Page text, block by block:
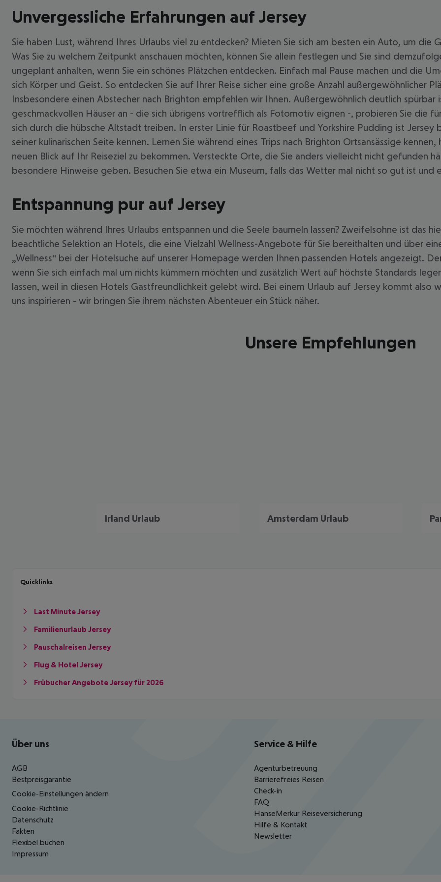
Unvergessliche Erfahrungen auf Jersey
Sie haben Lust, während Ihres Urlaubs viel zu entdecken? Mieten Sie sich am besten ein Auto, um die
Was Sie zu welchem Zeitpunkt anschauen möchten, können Sie allein festlegen und Sie sind
ungeplant anhalten, wenn Sie ein schönes Plätzchen entdecken. Einfach mal Pause machen und die
sich Körper und Geist. So entdecken Sie auf Ihrer Reise sicher eine große Anzahl außergewöhnlicher
Insbesondere einen Abstecher nach Brighton empfehlen wir Ihnen. Außergewöhnlich deutlich spürbar
geschmackvollen Häuser an - die sich übrigens vortrefflich als Fotomotiv eignen -, probieren Sie die
sich durch die hübsche Altstadt treiben. In erster Linie für Roastbeef und Yorkshire Pudding ist Jersey
seiner kulinarischen Seite kennen. Lernen Sie während eines Trips nach Brighton Ortsansässige
neuen Blick auf Ihr Reiseziel zu bekommen. Versteckte Orte, die Sie anders vielleicht nicht gefunden
besondere Hinweise geben. Besuchen Sie etwa ein Museum, falls das Wetter mal nicht so gut ist und
Entspannung pur auf Jersey
Sie möchten während Ihres Urlaubs entspannen und die Seele baumeln lassen? Zweifelsohne ist das
beachtliche Selektion an Hotels, die eine Vielzahl Wellness-Angebote für Sie bereithalten und über
„Wellness“ bei der Hotelsuche auf unserer Homepage werden Ihnen passenden Hotels angezeigt.
wenn Sie sich einfach mal um nichts kümmern möchten und zusätzlich Wert auf höchste Standards
lassen, weil in diesen Hotels Gastfreundlichkeit gelebt wird. Bei einem Urlaub auf Jersey kommt also
uns inspirieren - wir bringen Sie ihrem nächsten Abenteuer ein Stück näher.
Unsere Empfehlungen
Irland Urlaub Amsterdam Urlaub
Quicklinks
Last Minute Jersey
Familienurlaub Jersey
Pauschalreisen Jersey
Flug & Hotel Jersey
Frübucher Angebote Jersey für 2026
Footer navigation
Über uns
AGB
Bestpreisgarantie
Cookie-Einstellungen ändern
Cookie-Richtlinie
Datenschutz
Fakten
Flexibel buchen
Impressum
Service & Hilfe
Agenturbetreuung
Barrierefreies Reisen
Check-in
FAQ
HanseMerkur Reiseversicherung
Hilfe & Kontakt
Newsletter